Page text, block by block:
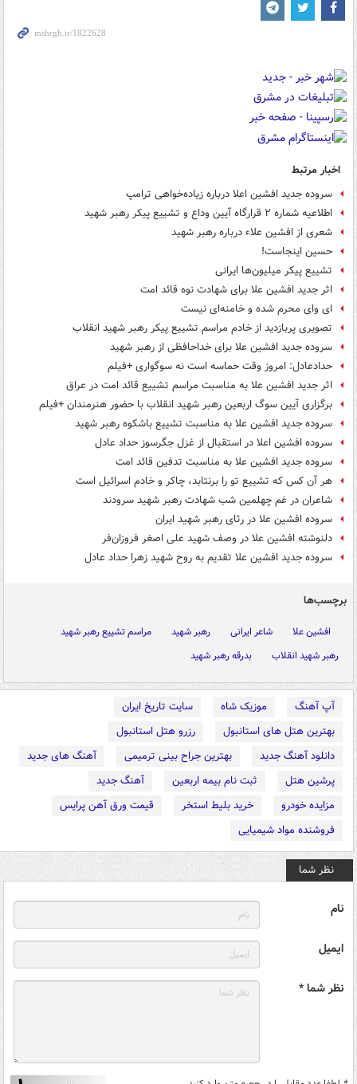
اخبار مرتبط
سروده جدید افشین اعلا درباره زیاده‌خواهی ترامپ
اطلاعیه شماره ۲ قرارگاه آیین وداع و تشییع پیکر رهبر شهید
شعری از افشین علاء درباره رهبر شهید
حسین اینجاست!
تشییع پیکر میلیون‌ها ایرانی
اثر جدید افشین علا برای شهادت نوه قائد امت
ای وای محرم شده و خامنه‌ای نیست
تصویری پربازدید از خادم مراسم تشییع پیکر رهبر شهید انقلاب
سروده جدید افشین علا برای خداحافظی از رهبر شهید
حدادعادل: امروز وقت حماسه است نه سوگواری +فیلم
اثر جدید افشین علا به مناسبت مراسم تشییع قائد امت در عراق
برگزاری آیین سوگ اربعین رهبر شهید انقلاب با حضور هنرمندان +فیلم
سروده جدید افشین علا به مناسبت تشییع باشکوه رهبر شهید
سروده افشین اعلا در استقبال از غزل جگرسوز حداد عادل
سروده جدید افشین علا به مناسبت تدفین قائد امت
هر آن کس که تشییع تو را برنتابد، چاکر و خادم اسرائیل است
شاعران در غم چهلمین شب شهادت رهبر شهید سرودند
سروده افشین علا در رثای رهبر شهید ایران
دلنوشته افشین علا در وصف شهید علی اصغر فروزان‌فر
سروده جدید افشین علا تقدیم به روح شهید زهرا حداد عادل
برچسب‌ها
افشین علا شاعر ایرانی رهبر شهید
مراسم تشییع رهبر شهید
رهبر شهید انقلاب
بدرقه رهبر شهید
آپ آهنگ موزیک شاه
سایت تاریخ ایران
بهترین هتل های استانبول
رزرو هتل استانبول
دانلود آهنگ جدید
بهترین جراح بینی ترمیمی
آهنگ های جدید
پرشین هتل
ثبت نام بیمه اربعین
آهنگ جدید
مزایده خودرو
خرید بلیط استخر
قیمت ورق آهن پرایس
فروشنده مواد شیمیایی
نظر شما
نام
ایمیل
نظر شما *